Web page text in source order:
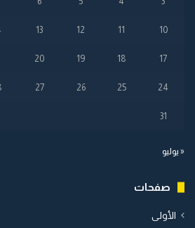
10
11
12
13
17
18
19
20
24
25
26
27
31
« يوليو
صفحات
الأولى